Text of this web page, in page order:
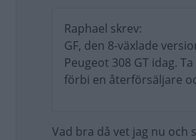
Raphael skrev:
GF, den 8-växlade
Peugeot 308 GT idag.
förbi en återförsäljare
Vad bra då vet jag nu och